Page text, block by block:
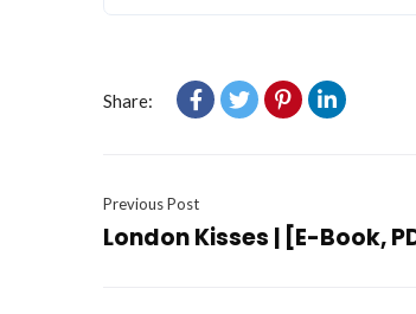
Share:
Previous Post
London Kisses | [E-Book,